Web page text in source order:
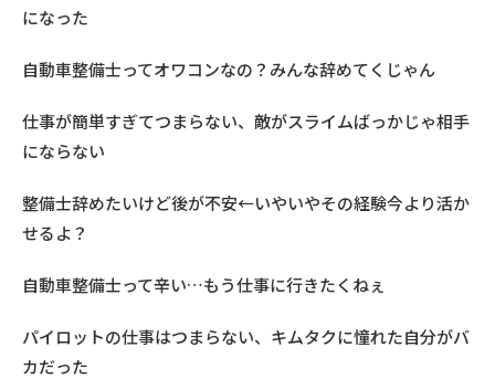
になった
自動車整備士ってオワコンなの？みんな辞めてくじゃん
仕事が簡単すぎてつまらない、敵がスライムばっかじゃ相手
にならない
整備士辞めたいけど後が不安←いやいやその経験今より活か
せるよ？
自動車整備士って辛い…もう仕事に行きたくねぇ
パイロットの仕事はつまらない、キムタクに憧れた自分がバ
カだった